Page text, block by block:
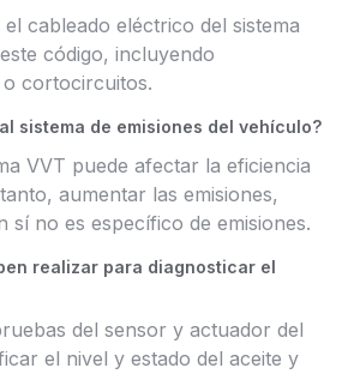
cableado eléctrico del sistema
código, incluyendo
cortocircuitos.
sistema de emisiones del vehículo?
VVT puede afectar la eficiencia
aumentar las emisiones,
sí no es específico de emisiones.
realizar para diagnosticar el
del sensor y actuador del
el nivel y estado del aceite y